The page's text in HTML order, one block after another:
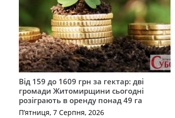
Від 159 до 1609 грн за гектар: дві
громади Житомирщини сьогодні
розіграють в оренду понад 49 га
П’ятниця, 7 Серпня, 2026